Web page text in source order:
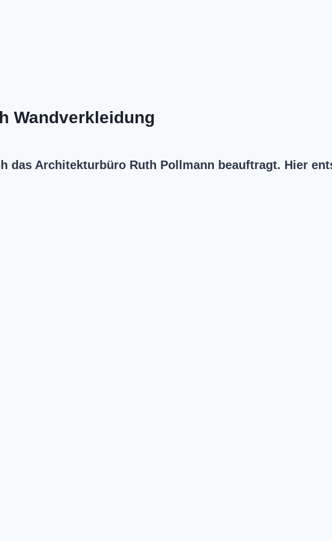
Wandverkleidung
das Architekturbüro Ruth Pollmann beauftragt. Hier